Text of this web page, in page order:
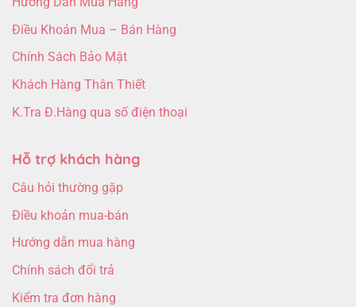
Điều Khoản Mua – Bán Hàng
Chính Sách Bảo Mật
Khách Hàng Thân Thiết
K.Tra Đ.Hàng qua số điện thoại
Hỗ trợ khách hàng
Câu hỏi thường gặp
Điều khoản mua-bán
Hướng dẫn mua hàng
Chính sách đổi trả
Kiểm tra đơn hàng